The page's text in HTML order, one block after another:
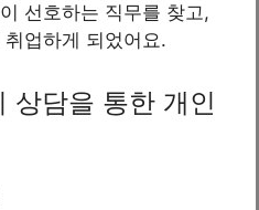
선호하는 직무를 찾고,
업하게 되었어요.
상담을 통한 개인